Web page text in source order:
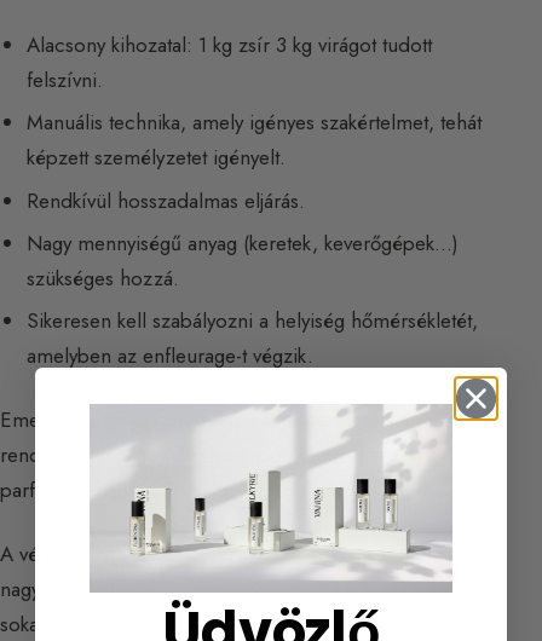
Alacsony kihozatal: 1 kg zsír 3 kg virágot tudott
felszívni.
Manuális technika, amely igényes szakértelmet, tehát
képzett személyzetet igényelt.
Rendkívül hosszadalmas eljárás.
Nagy mennyiségű anyag (keretek, keverőgépek…)
szükséges hozzá.
Sikeresen kell szabályozni a helyiség hőmérsékletét,
amelyben az enfleurage-t végzik.
Emellett ez a módszer nagyszámú munkaerőt igényel,
rendkívül költséges, ezért nem alkalmazható a
parfümériában megszokott klasszikus virágok esetében.
A végterméket, amelyet „abszolút pomádnak” hívnak, a
nagy parfümházaknak vagy azoknak tartják fenn, akik
sokat áldoznak a koncentrátumukra. Megjegyzendő,